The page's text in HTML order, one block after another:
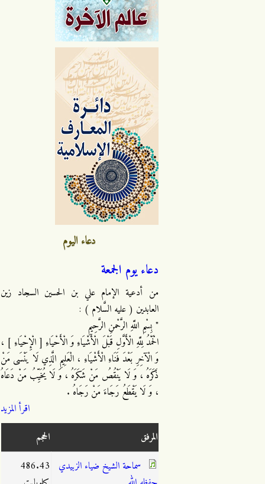
دعاء اليوم
دعاء يوم الجمعة
من أدعية الإمام علي بن الحسين السجاد زين
العابدين ( عليه السَّلام ) :
" بِسْمِ اللَّهِ الرَّحْمنِ الرَّحِيمِ
الْحَمْدُ لِلَّهِ الْأَوَّلِ قَبْلَ الْأَشْيَاءِ وَ الْأَحْيَاءِ [ الْإِحْيَاءِ ] ،
وَ الْآخِرِ بَعْدَ فَنَاءِ الْأَشْيَاءِ ، الْعَلِيمِ الَّذِي لَا يَنْسَى مَنْ
ذَكَرَهُ ، وَ لَا يَنْقُصُ مَنْ شَكَرَهُ ، وَ لَا يُخَيِّبُ مَنْ دَعَاهُ
، وَ لَا يَقْطَعُ رَجَاءَ مَنْ رَجَاهُ .
اقرأ المزيد
المرفق
الحجم
سماحة الشيخ ضياء الزبيدي
486.43